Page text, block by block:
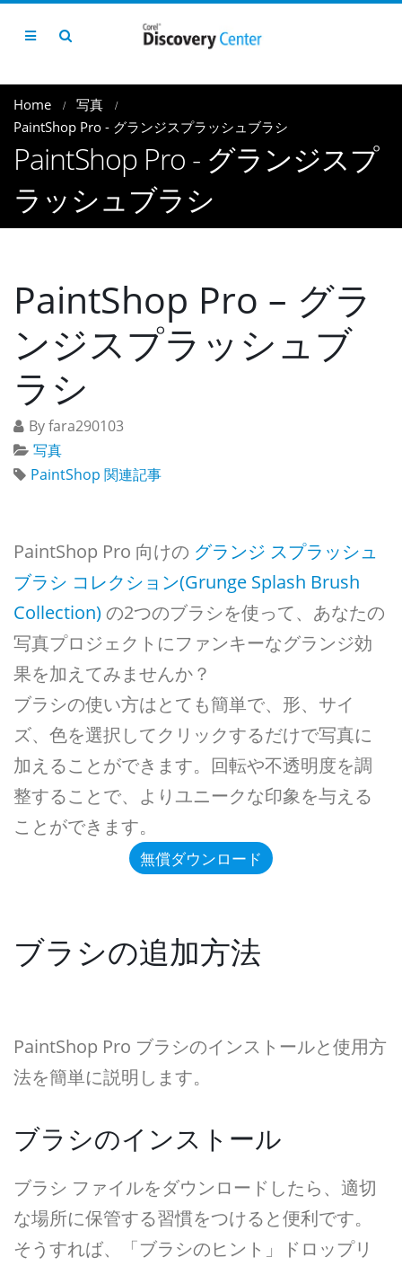
Home
写真
PaintShop Pro - グランジスプラッシュブラシ
PaintShop Pro - グランジスプ
ラッシュブラシ
PaintShop Pro – グラ
ンジスプラッシュブ
ラシ
By fara290103
写真
PaintShop 関連記事
PaintShop Pro 向けの グランジ スプラッシュ
ブラシ コレクション(Grunge Splash Brush
Collection)の2つのブラシを使って、あなたの
写真プロジェクトにファンキーなグランジ効
果を加えてみませんか？
ブラシの使い方はとても簡単で、形、サイ
ズ、色を選択してクリックするだけで写真に
加えることができます。回転や不透明度を調
整することで、よりユニークな印象を与える
ことができます。
無償ダウンロード
ブラシの追加方法
PaintShop Pro ブラシのインストールと使用方
法を簡単に説明します。
ブラシのインストール
ブラシ ファイルをダウンロードしたら、適切
な場所に保管する習慣をつけると便利です。
そうすれば、「ブラシのヒント」ドロップリ